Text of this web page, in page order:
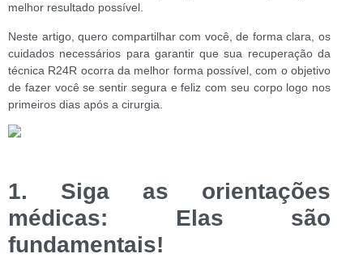
melhor resultado possível.
Neste artigo, quero compartilhar com você, de forma clara, os
cuidados necessários para garantir que sua recuperação da
técnica R24R ocorra da melhor forma possível, com o objetivo
de fazer você se sentir segura e feliz com seu corpo logo nos
primeiros dias após a cirurgia.
1. Siga as orientações
médicas: Elas são
fundamentais!